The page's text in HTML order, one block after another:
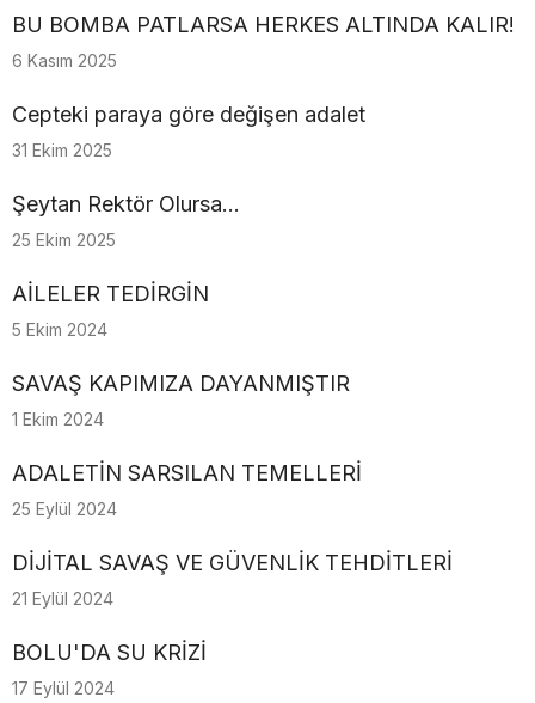
BU BOMBA PATLARSA HERKES ALTINDA KALIR!
6 Kasım 2025
Cepteki paraya göre değişen adalet
31 Ekim 2025
Şeytan Rektör Olursa…
25 Ekim 2025
AİLELER TEDİRGİN
5 Ekim 2024
SAVAŞ KAPIMIZA DAYANMIŞTIR
1 Ekim 2024
ADALETİN SARSILAN TEMELLERİ
25 Eylül 2024
DİJİTAL SAVAŞ VE GÜVENLİK TEHDİTLERİ
21 Eylül 2024
BOLU'DA SU KRİZİ
17 Eylül 2024